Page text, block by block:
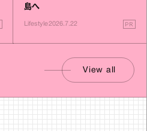
島へ
Lifestyle2026.7.22 PR
View all